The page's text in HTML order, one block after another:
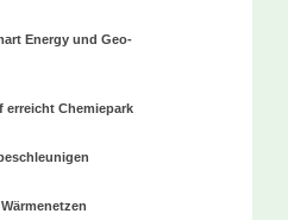
Energy und Geo-
erreicht Chemiepark